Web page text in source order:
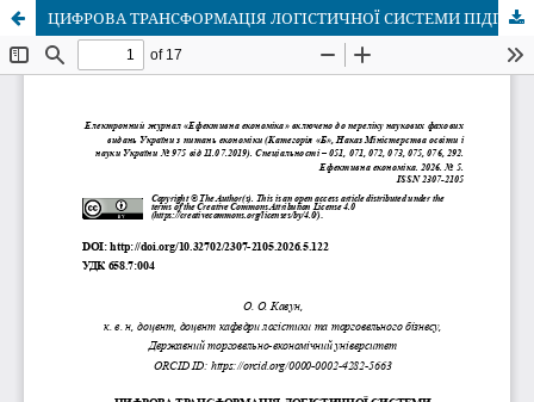
ЦИФРОВА ТРАНСФОРМАЦІЯ ЛОГІСТИЧНОЇ СИСТЕМИ ПІДПРИЄМСТВА: МОЖЛИВОСТІ ТА ОБМЕЖЕННЯ